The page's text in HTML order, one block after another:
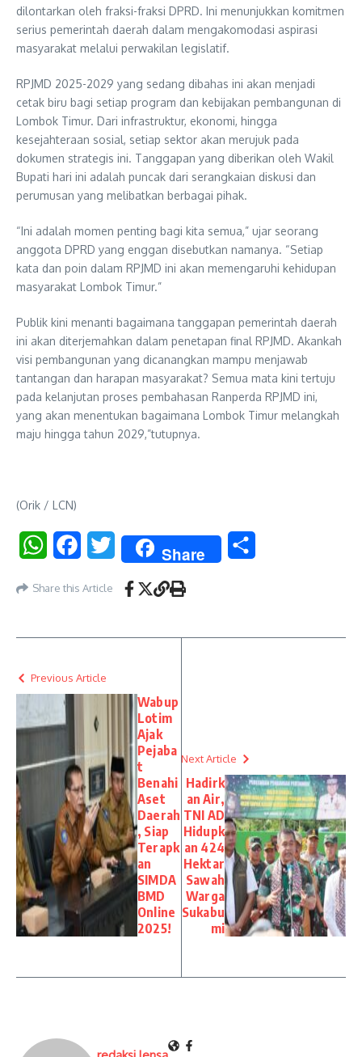
dilontarkan oleh fraksi-fraksi DPRD. Ini menunjukkan komitmen
serius pemerintah daerah dalam mengakomodasi aspirasi
masyarakat melalui perwakilan legislatif.
RPJMD 2025-2029 yang sedang dibahas ini akan menjadi
cetak biru bagi setiap program dan kebijakan pembangunan di
Lombok Timur. Dari infrastruktur, ekonomi, hingga
kesejahteraan sosial, setiap sektor akan merujuk pada
dokumen strategis ini. Tanggapan yang diberikan oleh Wakil
Bupati hari ini adalah puncak dari serangkaian diskusi dan
perumusan yang melibatkan berbagai pihak.
“Ini adalah momen penting bagi kita semua,” ujar seorang
anggota DPRD yang enggan disebutkan namanya. “Setiap
kata dan poin dalam RPJMD ini akan memengaruhi kehidupan
masyarakat Lombok Timur.”
Publik kini menanti bagaimana tanggapan pemerintah daerah
ini akan diterjemahkan dalam penetapan final RPJMD. Akankah
visi pembangunan yang dicanangkan mampu menjawab
tantangan dan harapan masyarakat? Semua mata kini tertuju
pada kelanjutan proses pembahasan Ranperda RPJMD ini,
yang akan menentukan bagaimana Lombok Timur melangkah
maju hingga tahun 2029,”tutupnya.
(Orik / LCN)
WhatsAppFacebookTwitter Share
Share this Article
Previous Article
Wabup
Lotim
Ajak
Pejaba
t
Benahi
Aset
Daerah
, Siap
Terapk
an
SIMDA
BMD
Online
2025!
Next Article
Hadirk
an Air,
TNI AD
Hidupk
an 424
Hektar
Sawah
Warga
Sukabu
mi